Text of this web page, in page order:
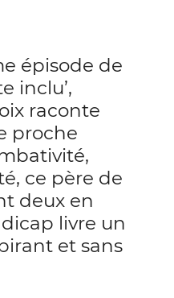
épisode de
inclu’,
raconte
proche
ce père de
deux en
livre un
et sans